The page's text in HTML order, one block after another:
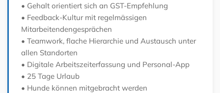
• Gehalt orientiert sich an GST-Empfehlung
• Feedback-Kultur mit regelmässigen
Mitarbeitendengesprächen
• Teamwork, flache Hierarchie und Austausch unter
allen Standorten
• Digitale Arbeitszeiterfassung und Personal-App
• 25 Tage Urlaub
• Hunde können mitgebracht werden